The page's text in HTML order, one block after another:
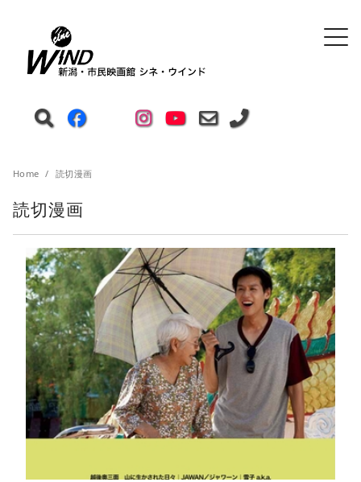
Home 読切漫画
読切漫画